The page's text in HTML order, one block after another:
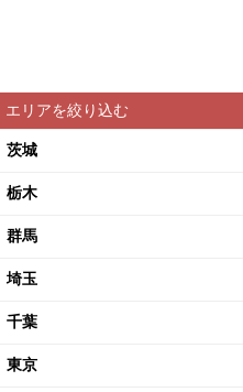
エリアを絞り込む
茨城
栃木
群馬
埼玉
千葉
東京